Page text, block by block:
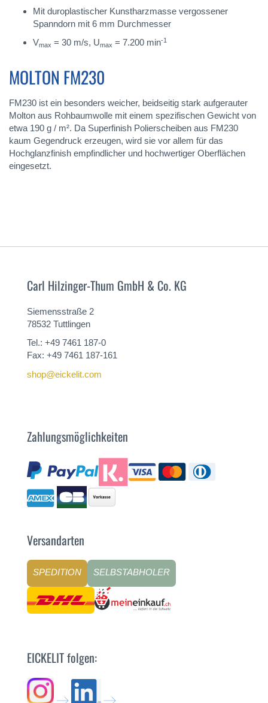
Mit duroplastischer Kunstharzmasse vergossener
Spanndorn mit 6 mm Durchmesser
Vmax = 30 m/s, Umax = 7.200 min-1
MOLTON FM230
FM230 ist ein besonders weicher, beidseitig stark aufgerauter
Molton aus Rohbaumwolle mit einem spezifischen Gewicht von
etwa 190 g / m². Da Superfinish Polierscheiben aus FM230
kaum Gegendruck erzeugen, wird sie vor allem für das
Hochglanzfinish empfindlicher und hochwertiger Oberflächen
eingesetzt.
Carl Hilzinger-Thum GmbH & Co. KG
Siemensstraße 2
78532 Tuttlingen
Tel.: +49 7461 187-0
Fax: +49 7461 187-161
shop@eickelit.com
Zahlungsmöglichkeiten
Versandarten
SPEDITION SELBSTABHOLER
EICKELIT folgen: